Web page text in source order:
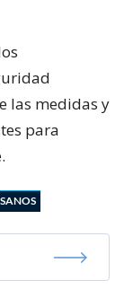
las medidas y
para